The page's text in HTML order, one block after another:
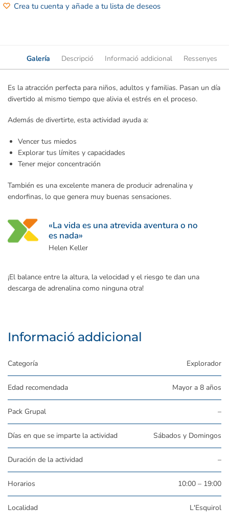
Crea tu cuenta y añade a tu lista de deseos
Galería Descripció Informació addicional Ressenyes
Es la atracción perfecta para niños, adultos y familias. Pasan un día
divertido al mismo tiempo que alivia el estrés en el proceso.
Además de divertirte, esta actividad ayuda a:
Vencer tus miedos
Explorar tus límites y capacidades
Tener mejor concentración
También es una excelente manera de producir adrenalina y
endorfinas, lo que genera muy buenas sensaciones.
«La vida es una atrevida aventura o no
es nada»
Helen Keller
¡El balance entre la altura, la velocidad y el riesgo te dan una
descarga de adrenalina como ninguna otra!
Informació addicional
Categoría Explorador
Edad recomendada Mayor a 8 años
Pack Grupal –
Días en que se imparte la actividad Sábados y Domingos
Duración de la actividad –
Horarios 10:00 – 19:00
Localidad L'Esquirol